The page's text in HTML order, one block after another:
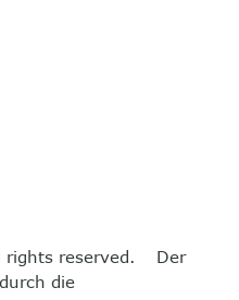
rights reserved. Der
die